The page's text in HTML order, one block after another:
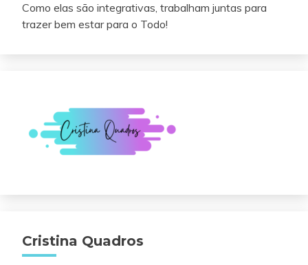
Como elas são integrativas, trabalham juntas para
trazer bem estar para o Todo!
Cristina Quadros